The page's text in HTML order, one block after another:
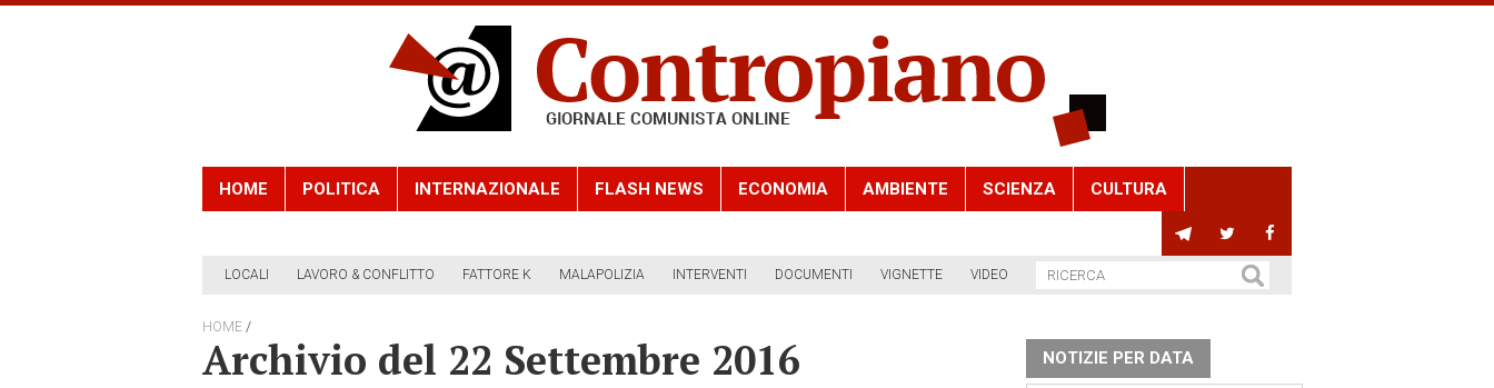
HOME POLITICA INTERNAZIONALE FLASH NEWS ECONOMIA AMBIENTE SCIENZA CULTURA
LOCALI LAVORO & CONFLITTO FATTORE K MALAPOLIZIA INTERVENTI DOCUMENTI VIGNETTE VIDEO
HOME /
Archivio del 22 Settembre 2016 NOTIZIE PER DATA